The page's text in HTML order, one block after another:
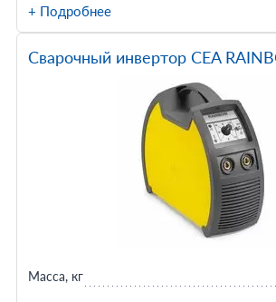
+ Подробнее
Сварочный инвертор CEA
Масса, кг